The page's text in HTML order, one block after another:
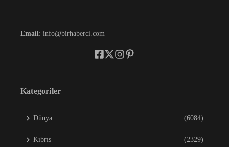
Email: info@birhaberci.com
Kategoriler
Dünya (6084)
Kıbrıs (2329)